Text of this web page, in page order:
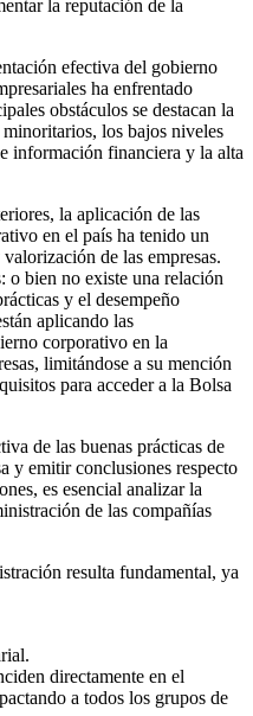
la reputación de la
efectiva del gobierno
ha enfrentado
obstáculos se destacan la
los bajos niveles
información financiera y la alta
la aplicación de las
en el país ha tenido un
de las empresas.
o bien no existe una relación
y el desempeño
aplicando las
corporativo en la
limitándose a su mención
para acceder a la Bolsa
de las buenas prácticas de
y emitir conclusiones respecto
es esencial analizar la
de las compañías
resulta fundamental, ya
directamente en el
a todos los grupos de